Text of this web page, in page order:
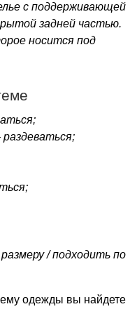
с поддерживающей
задней частью.
носится под
/ подходить по
одежды вы найдете